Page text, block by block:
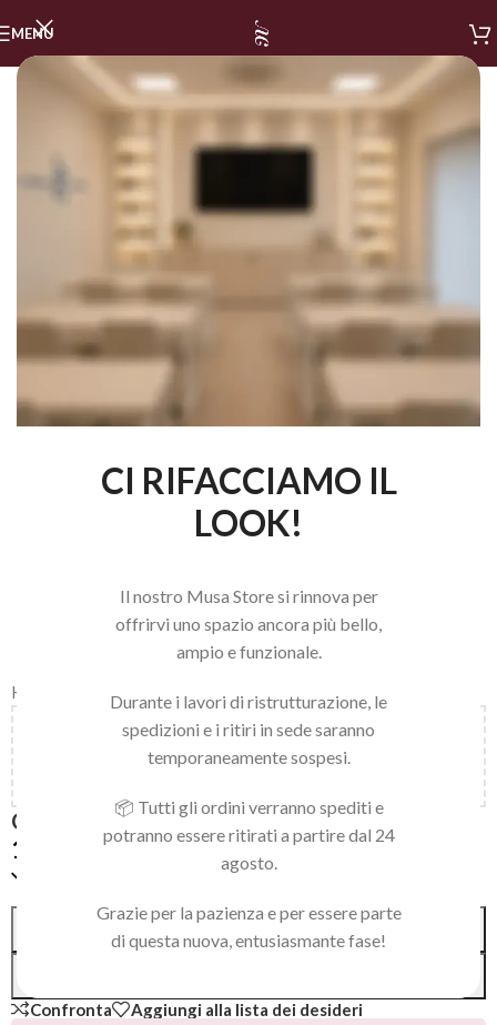
CI RIFACCIAMO IL
LOOK!
Il nostro Musa Store si rinnova per
offrirvi uno spazio ancora più bello,
ampio e funzionale.
Durante i lavori di ristrutturazione, le
spedizioni e i ritiri in sede saranno
temporaneamente sospesi.
📦 Tutti gli ordini verranno spediti e
potranno essere ritirati a partire dal 24
agosto.
Grazie per la pazienza e per essere parte
di questa nuova, entusiasmante fase!
MENU
Home LINEA BEAUTY / CORPO
150,00€al carrello e ottieni la spedizione
CREMA VISO ANTIAGE
19,90
Alternative:
Confronta
Aggiungi alla lista dei desideri